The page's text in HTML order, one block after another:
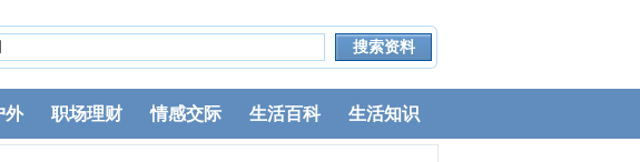
外 职场理财 情感交际 生活百科 生活知识